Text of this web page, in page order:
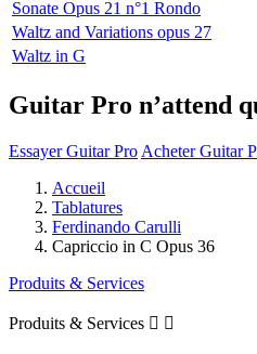
Sonate Opus 21 n°1 Rondo
Waltz and Variations opus 27
Waltz in G
Guitar Pro n’attend
Essayer Guitar Pro Acheter Guitar
Accueil
Tablatures
Ferdinando Carulli
Capriccio in C Opus 36
Produits & Services
Produits & Services  